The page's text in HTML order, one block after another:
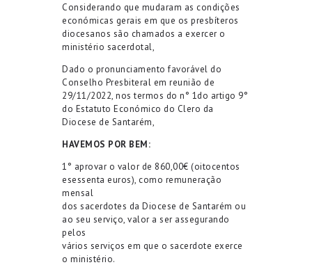
Considerando que mudaram as condições
económicas gerais em que os presbíteros
diocesanos são chamados a exercer o
ministério sacerdotal,
Dado o pronunciamento favorável do
Conselho Presbiteral em reunião de
29/11/2022, nos termos do n° 1do artigo 9°
do Estatuto Económico do Clero da
Diocese de Santarém,
HAVEMOS POR BEM:
1° aprovar o valor de 860,00€ (oitocentos
esessenta euros), como remuneração
mensal
dos sacerdotes da Diocese de Santarém ou
ao seu serviço, valor a ser assegurando
pelos
vários serviços em que o sacerdote exerce
o ministério.